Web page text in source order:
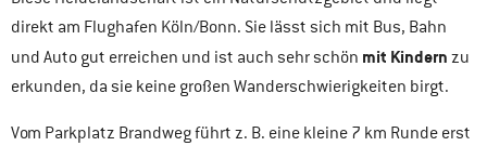
direkt am Flughafen Köln/Bonn. Sie lässt sich mit Bus, Bahn
und Auto gut erreichen und ist auch sehr schön mit Kindern zu
erkunden, da sie keine großen Wanderschwierigkeiten birgt.
Vom Parkplatz Brandweg führt z. B. eine kleine 7 km Runde erst